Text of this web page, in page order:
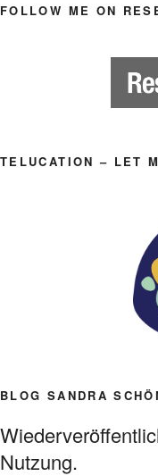
FOLLOW ME ON
TELUCATION – LET
BLOG SANDRA
Nutzung.